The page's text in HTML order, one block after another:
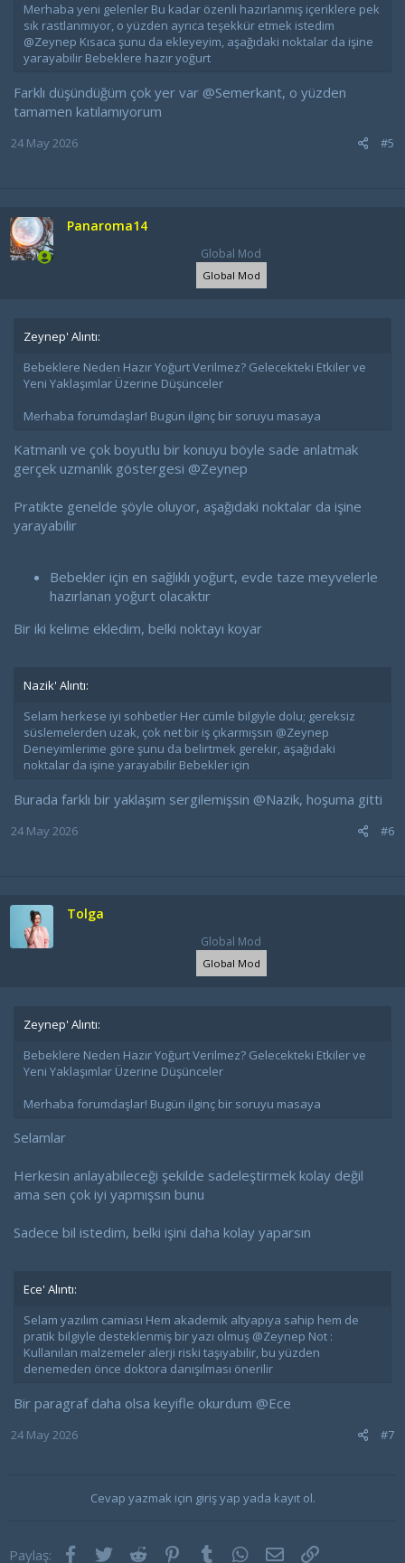
Merhaba yeni gelenler Bu kadar özenli hazırlanmış içeriklere pek
sık rastlanmıyor, o yüzden ayrıca teşekkür etmek istedim
@Zeynep Kısaca şunu da ekleyeyim, aşağıdaki noktalar da işine
yarayabilir Bebeklere hazır yoğurt
Farklı düşündüğüm çok yer var @Semerkant, o yüzden
tamamen katılamıyorum
#5
24 May 2026
Panaroma14
Global Mod
Global Mod
Zeynep' Alıntı:
Bebeklere Neden Hazır Yoğurt Verilmez? Gelecekteki Etkiler ve
Yeni Yaklaşımlar Üzerine Düşünceler
Merhaba forumdaşlar! Bugün ilginç bir soruyu masaya
Katmanlı ve çok boyutlu bir konuyu böyle sade anlatmak
gerçek uzmanlık göstergesi @Zeynep
Pratikte genelde şöyle oluyor, aşağıdaki noktalar da işine
yarayabilir
Bebekler için en sağlıklı yoğurt, evde taze meyvelerle
hazırlanan yoğurt olacaktır
Bir iki kelime ekledim, belki noktayı koyar
Nazik' Alıntı:
Selam herkese iyi sohbetler Her cümle bilgiyle dolu; gereksiz
süslemelerden uzak, çok net bir iş çıkarmışsın @Zeynep
Deneyimlerime göre şunu da belirtmek gerekir, aşağıdaki
noktalar da işine yarayabilir Bebekler için
Burada farklı bir yaklaşım sergilemişsin @Nazik, hoşuma gitti
#6
24 May 2026
Tolga
Global Mod
Global Mod
Zeynep' Alıntı:
Bebeklere Neden Hazır Yoğurt Verilmez? Gelecekteki Etkiler ve
Yeni Yaklaşımlar Üzerine Düşünceler
Merhaba forumdaşlar! Bugün ilginç bir soruyu masaya
Selamlar
Herkesin anlayabileceği şekilde sadeleştirmek kolay değil
ama sen çok iyi yapmışsın bunu
Sadece bil istedim, belki işini daha kolay yaparsın
Ece' Alıntı:
Selam yazılım camiası Hem akademik altyapıya sahip hem de
pratik bilgiyle desteklenmiş bir yazı olmuş @Zeynep Not :
Kullanılan malzemeler alerji riski taşıyabilir, bu yüzden
denemeden önce doktora danışılması önerilir
Bir paragraf daha olsa keyifle okurdum @Ece
#7
24 May 2026
Cevap yazmak için giriş yap yada kayıt ol.
Paylaş: Facebook
Twitter Reddit Pinterest
Tumblr WhatsApp
E-postaLink